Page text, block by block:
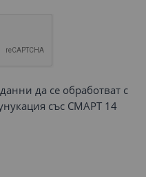
да се обработват с
със СМАРТ 14